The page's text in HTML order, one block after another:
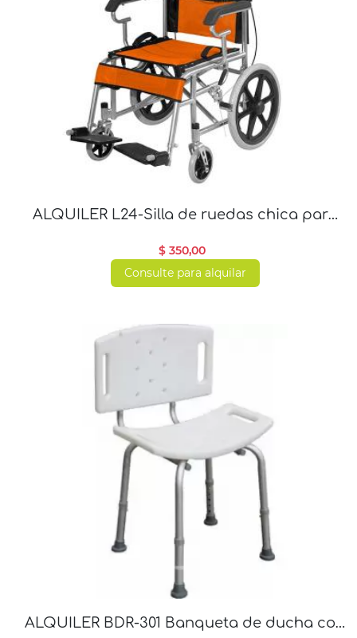
ALQUILER L24-Silla de ruedas chica para
$ 350,00
Consulte para alquilar
ALQUILER BDR-301 Banqueta de ducha con